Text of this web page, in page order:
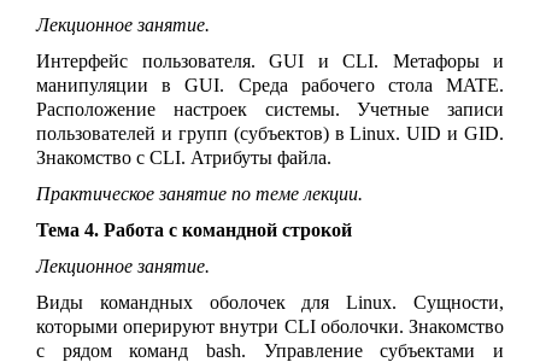
Лекционное занятие.
Интерфейс пользователя. GUI и CLI. Метафоры и
манипуляции в GUI. Среда рабочего стола MATE.
Расположение настроек системы. Учетные записи
пользователей и групп (субъектов) вLinux. UID и GID.
Знакомство с CLI. Атрибуты файла.
Практическое занятие по теме лекции.
Тема 4. Работа с командной строкой
Лекционное занятие.
Виды командных оболочек для Linux. Сущности,
которыми оперируют внутри CLI оболочки. Знакомство
с рядом команд bash. Управление субъектами и